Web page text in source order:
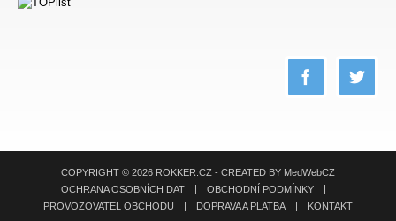
COPYRIGHT © 2026 ROKKER.CZ - CREATED BY MedWebCZ
OCHRANA OSOBNÍCH DAT
OBCHODNÍ PODMÍNKY
PROVOZOVATEL OBCHODU
DOPRAVA A PLATBA KONTAKT